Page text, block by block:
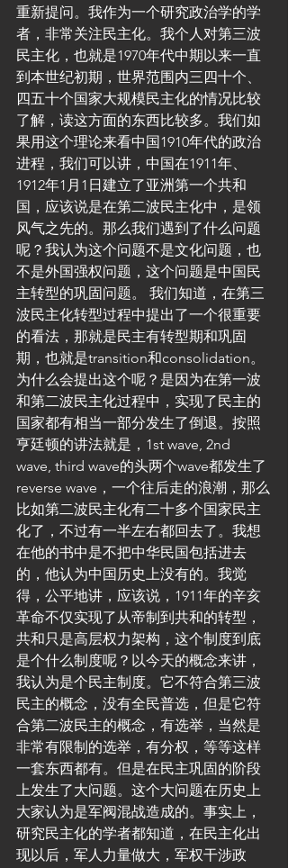
重新提问。我作为一个研究政治学的学
者，非常关注民主化。我个人对第三波
民主化，也就是1970年代中期以来一直
到本世纪初期，世界范围内三四十个、
四五十个国家大规模民主化的情况比较
了解，读这方面的东西比较多。我们如
果用这个理论来看中国1910年代的政治
进程，我们可以讲，中国在1911年、
1912年1月1日建立了亚洲第一个共和
国，应该说是在第二波民主化中，是领
风气之先的。那么我们遇到了什么问题
呢？我认为这个问题不是文化问题，也
不是外国强权问题，这个问题是中国民
主转型的巩固问题。 我们知道，在第三
波民主化转型过程中提出了一个很重要
的看法，那就是民主有转型期和巩固
期，也就是transition和consolidation。
为什么会提出这个呢？是因为在第一波
和第二波民主化过程中，实现了民主的
国家都有相当一部分发生了倒退。按照
亨廷顿的讲法就是，1st wave, 2nd
wave, third wave的头两个wave都发生了
reverse wave，一个往后走的浪潮，那么
比如第二波民主化有二十多个国家民主
化了，不过有一半左右都回去了。我想
在他的书中是不把中华民国包括进去
的，他认为中国历史上没有的。我觉
得，公平地讲，应该说，1911年的辛亥
革命不仅实现了从帝制到共和的转型，
共和只是高层权力架构，这个制度到底
是个什么制度呢？以今天的概念来讲，
我认为是个民主制度。它不符合第三波
民主的概念，没有全民普选，但是它符
合第二波民主的概念，有选举，当然是
非常有限制的选举，有分权，等等这样
一套东西都有。但是在民主巩固的阶段
上发生了大问题。这个大问题在历史上
大家认为是军阀混战造成的。事实上，
研究民主化的学者都知道，在民主化出
现以后，军人力量做大，军权干涉政